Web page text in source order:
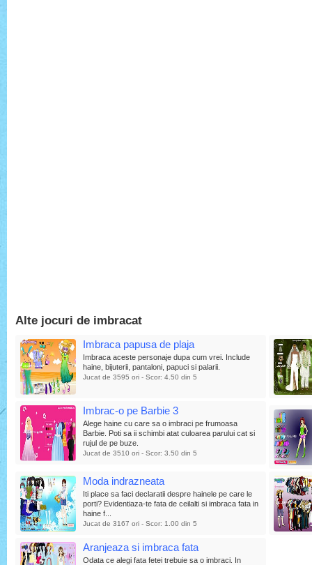
Alte jocuri de imbracat
Imbraca papusa de plaja
Imbraca aceste personaje dupa cum vrei. Include
haine, bijuterii, pantaloni, papuci si palarii.
Jucat de 3595 ori - Scor: 4.50 din 5
Imbrac-o pe Barbie 3
Alege haine cu care sa o imbraci pe frumoasa
Barbie. Poti sa ii schimbi atat culoarea parului cat si
rujul de pe buze.
Jucat de 3510 ori - Scor: 3.50 din 5
Moda indrazneata
Iti place sa faci declaratii despre hainele pe care le
porti? Evidentiaza-te fata de ceilalti si imbraca fata in
haine f...
Jucat de 3167 ori - Scor: 1.00 din 5
Aranjeaza si imbraca fata
Odata ce alegi fata fetei trebuie sa o imbraci. In